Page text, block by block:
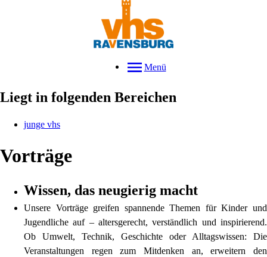
Menü
Liegt in folgenden Bereichen
junge vhs
Vorträge
Wissen, das neugierig macht
Unsere Vorträge greifen spannende Themen für Kinder und
Jugendliche auf – altersgerecht, verständlich und inspirierend.
Ob Umwelt, Technik, Geschichte oder Alltagswissen: Die
Veranstaltungen regen zum Mitdenken an, erweitern den